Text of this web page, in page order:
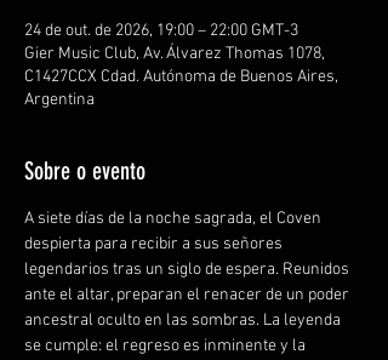
24 de out. de 2026, 19:00 – 22:00 GMT-3
Gier Music Club, Av. Álvarez Thomas 1078,
C1427CCX Cdad. Autónoma de Buenos Aires,
Argentina
Sobre o evento
A siete días de la noche sagrada, el Coven
despierta para recibir a sus señores
legendarios tras un siglo de espera. Reunidos
ante el altar, preparan el renacer de un poder
ancestral oculto en las sombras. La leyenda
se cumple: el regreso es inminente y la